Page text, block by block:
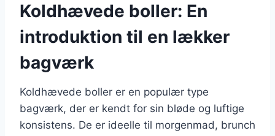
Koldhævede boller: En
introduktion til en lækker
bagværk
Koldhævede boller er en populær type
bagværk, der er kendt for sin bløde og luftige
konsistens. De er ideelle til morgenmad, brunch